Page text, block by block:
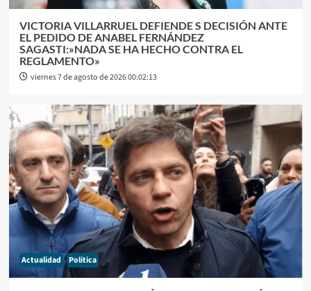
VICTORIA VILLARRUEL DEFIENDE S DECISIÓN ANTE
EL PEDIDO DE ANABEL FERNÁNDEZ
SAGASTI:»NADA SE HA HECHO CONTRA EL
REGLAMENTO»
viernes 7 de agosto de 2026 00:02:13
Actualidad Politica